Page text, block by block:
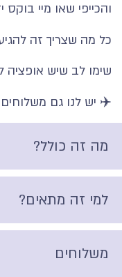
והכייפי שאו מיי בוקס
כל מה שצריך זה
שימו לב שיש אופציה
✈️ יש לנו גם
מה זה כולל?
למי זה מתאים?
משלוחים